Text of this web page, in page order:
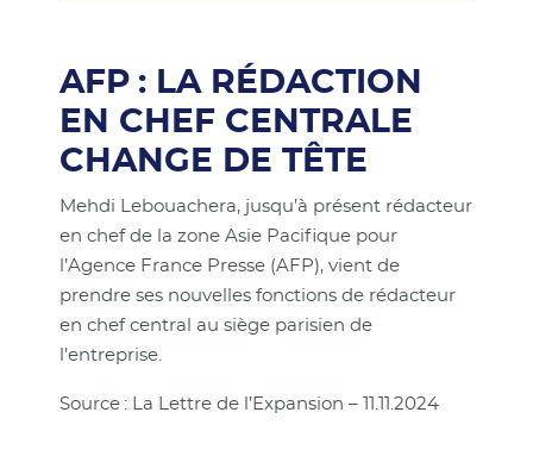
AFP : LA RÉDACTION
EN CHEF CENTRALE
CHANGE DE TÊTE
Mehdi Lebouachera, jusqu’à présent rédacteur
en chef de la zone Asie Pacifique pour
l’Agence France Presse (AFP), vient de
prendre ses nouvelles fonctions de rédacteur
en chef central au siège parisien de
l’entreprise.
Source : La Lettre de l’Expansion – 11.11.2024